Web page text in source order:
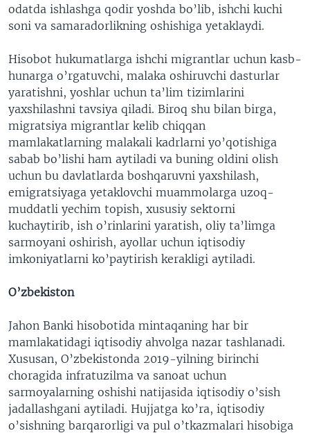
odatda ishlashga qodir yoshda bo’lib, ishchi kuchi
soni va samaradorlikning oshishiga yetaklaydi.
Hisobot hukumatlarga ishchi migrantlar uchun kasb-
hunarga o’rgatuvchi, malaka oshiruvchi dasturlar
yaratishni, yoshlar uchun ta’lim tizimlarini
yaxshilashni tavsiya qiladi. Biroq shu bilan birga,
migratsiya migrantlar kelib chiqqan
mamlakatlarning malakali kadrlarni yo’qotishiga
sabab bo’lishi ham aytiladi va buning oldini olish
uchun bu davlatlarda boshqaruvni yaxshilash,
emigratsiyaga yetaklovchi muammolarga uzoq-
muddatli yechim topish, xususiy sektorni
kuchaytirib, ish o’rinlarini yaratish, oliy ta’limga
sarmoyani oshirish, ayollar uchun iqtisodiy
imkoniyatlarni ko’paytirish kerakligi aytiladi.
O’zbekiston
Jahon Banki hisobotida mintaqaning har bir
mamlakatidagi iqtisodiy ahvolga nazar tashlanadi.
Xususan, O’zbekistonda 2019-yilning birinchi
choragida infratuzilma va sanoat uchun
sarmoyalarning oshishi natijasida iqtisodiy o’sish
jadallashgani aytiladi. Hujjatga ko’ra, iqtisodiy
o’sishning barqarorligi va pul o’tkazmalari hisobiga